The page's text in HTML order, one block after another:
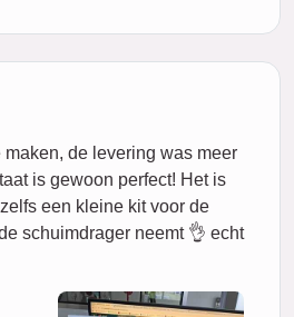
de levering was meer
is gewoon perfect! Het is
een kleine kit voor de
schuimdrager neemt 👌 echt